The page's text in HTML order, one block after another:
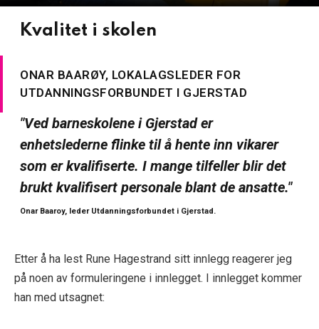
Kvalitet i skolen
ONAR BAARØY, LOKALAGSLEDER FOR
UTDANNINGSFORBUNDET I GJERSTAD
"Ved barneskolene i Gjerstad er
enhetslederne flinke til å hente inn vikarer
som er kvalifiserte. I mange tilfeller blir det
brukt kvalifisert personale blant de ansatte."
Onar Baaroy, leder Utdanningsforbundet i Gjerstad.
Etter å ha lest Rune Hagestrand sitt innlegg reagerer jeg
på noen av formuleringene i innlegget. I innlegget kommer
han med utsagnet: